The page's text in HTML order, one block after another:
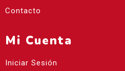
Contacto
Mi Cuenta
Iniciar Sesión